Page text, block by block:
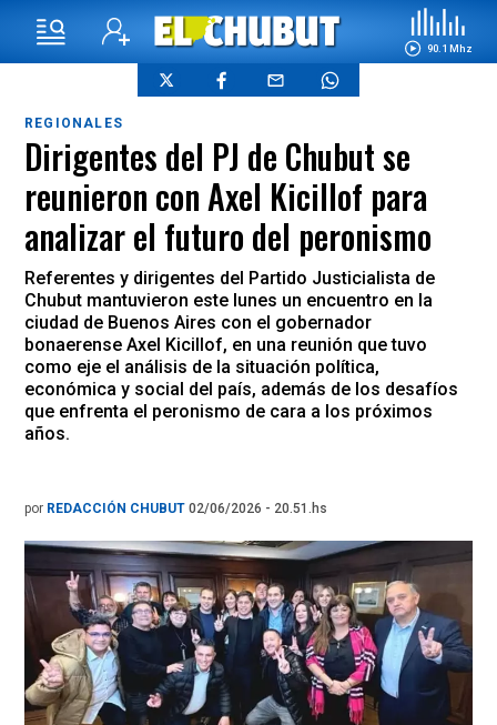
90.1 Mhz
REGIONALES
Dirigentes del PJ de Chubut se
reunieron con Axel Kicillof para
analizar el futuro del peronismo
Referentes y dirigentes del Partido Justicialista de
Chubut mantuvieron este lunes un encuentro en la
ciudad de Buenos Aires con el gobernador
bonaerense Axel Kicillof, en una reunión que tuvo
como eje el análisis de la situación política,
económica y social del país, además de los desafíos
que enfrenta el peronismo de cara a los próximos
años.
por REDACCIÓN CHUBUT 02/06/2026 - 20.51.hs